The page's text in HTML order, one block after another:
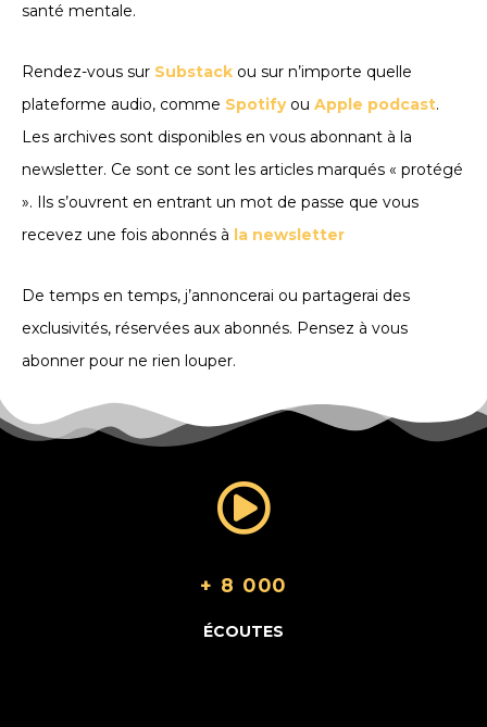
santé mentale.
Rendez-vous sur Substack ou sur n’importe quelle
plateforme audio, comme Spotifyou Apple podcast.
Les archives sont disponibles en vous abonnant à la
newsletter. Ce sont ce sont les articles marqués « protégé
». Ils s’ouvrent en entrant un mot de passe que vous
recevez une fois abonnés à la newsletter
De temps en temps, j’annoncerai ou partagerai des
exclusivités, réservées aux abonnés. Pensez à vous
abonner pour ne rien louper.
+ 8 000
ÉCOUTES